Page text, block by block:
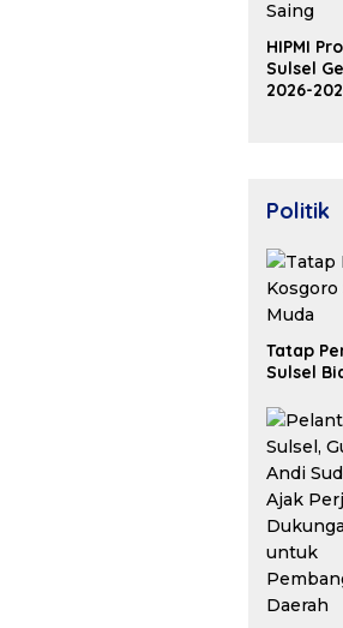
HIPMI
Sulsel
2026-
Politik
Tatap
Sulsel